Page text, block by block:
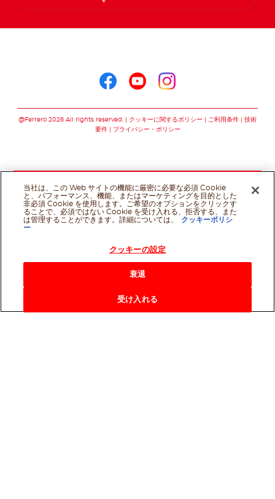
@Ferrero 2026 All rights reserved. クッキーに関するポリシー ご利用条件
技術
要件
プライバシー・ポリシー
当社は、この Web サイトの機能に厳密に必要な必須 Cookie
と、パフォーマンス、機能、またはマーケティングを目的とした
非必須 Cookie を使用します。ご希望のオプションをクリックす
ることで、必須ではない Cookie を受け入れる、拒否する、また
は管理することができます。詳細については、
クッキーポリシ
ー
クッキーの設定
衰退
受け入れる